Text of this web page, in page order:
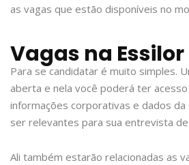
as vagas que estão disponíveis no
Vagas na Essilor
Para se candidatar é muito simples.
aberta e nela você poderá ter acesso
informações corporativas e dados
ser relevantes para sua entrevista
Ali também estarão relacionadas as